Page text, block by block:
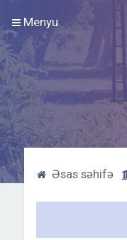
Menyu
Əsas səhifə